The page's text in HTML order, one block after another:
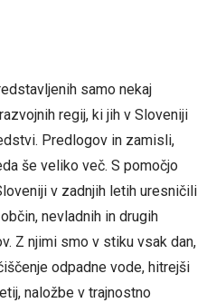
samo nekaj
regij, ki jih v Sloveniji
Predlogov in zamisli,
še veliko več. S pomočjo
v zadnjih letih uresničili
nevladnih in drugih
Z njimi smo v stiku vsak dan,
odpadne vode, hitrejši
naložbe v trajnostno